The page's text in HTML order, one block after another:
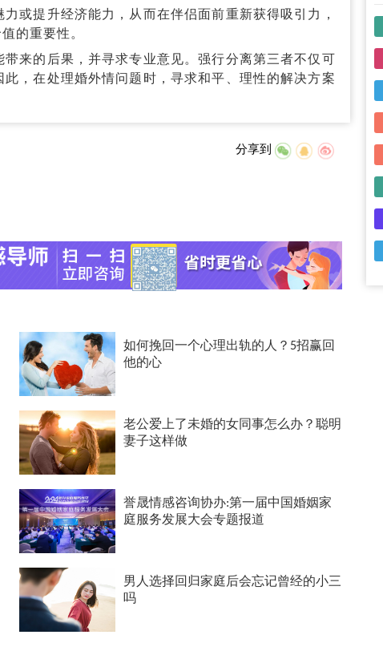
提升经济能力，从而在伴侣面前重新获得吸引力，
的重要性。
的后果，并寻求专业意见。强行分离第三者不仅可
，在处理婚外情问题时，寻求和平、理性的解决方案
分享到
如何挽回一个心理出轨的人？5招赢回
他的心
老公爱上了未婚的女同事怎么办？聪明
妻子这样做
誉晟情感咨询协办:第一届中国婚姻家
庭服务发展大会专题报道
男人选择回归家庭后会忘记曾经的小三
吗